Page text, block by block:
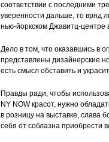
соответствии с последними
уверенности дальше, то вряд
нью-йоркском Джавитц-центре
Дело в том, что оказавшись в
представлены дизайнерские
есть смысл обставить и
Правды ради, чтобы
NY NOW красот, нужно
в розницу на выставке, слава
себя от соблазна приобрести